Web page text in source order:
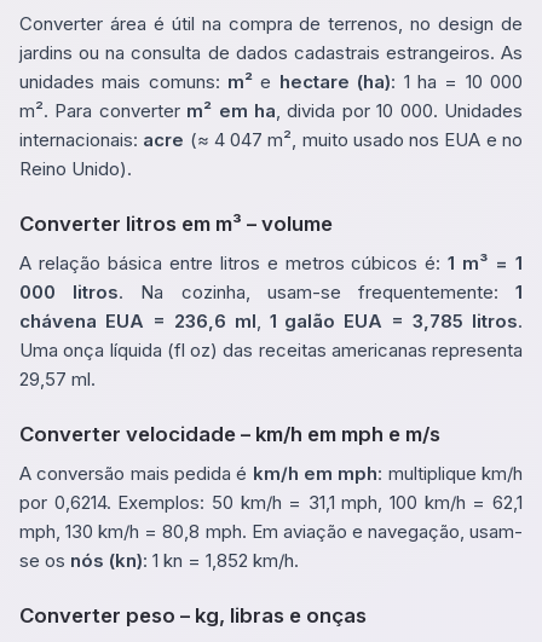
Converter área é útil na compra de terrenos, no design de
jardins ou na consulta de dados cadastrais estrangeiros. As
unidades mais comuns: m² e hectare (ha): 1 ha = 10 000
m². Para converter m² em ha, divida por 10 000. Unidades
internacionais: acre (≈ 4 047 m², muito usado nos EUA e no
Reino Unido).
Converter litros em m³ – volume
A relação básica entre litros e metros cúbicos é:1 m³ = 1
000 litros. Na cozinha, usam-se frequentemente:1
chávena EUA = 236,6 ml, 1 galão EUA = 3,785 litros.
Uma onça líquida (fl oz) das receitas americanas representa
29,57 ml.
Converter velocidade – km/h em mph e m/s
A conversão mais pedida é km/h em mph: multiplique km/h
por 0,6214. Exemplos: 50 km/h = 31,1 mph, 100 km/h = 62,1
mph, 130 km/h = 80,8 mph. Em aviação e navegação, usam-
se os nós (kn): 1 kn = 1,852 km/h.
Converter peso – kg, libras e onças